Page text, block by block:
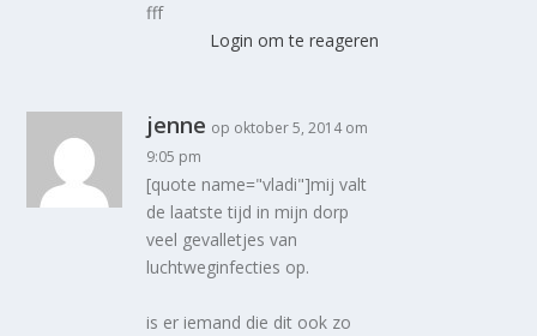
fff
Login om te reageren
jenne op oktober 5, 2014 om
9:05 pm
[quote name="vladi"]mij valt
de laatste tijd in mijn dorp
veel gevalletjes van
luchtweginfecties op.
is er iemand die dit ook zo